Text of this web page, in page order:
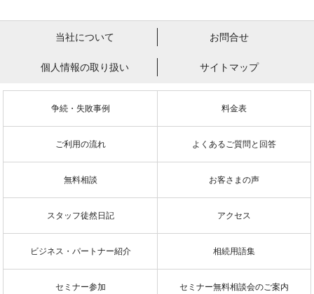
当社について お問合せ
個人情報の取り扱い サイトマップ
争続・失敗事例 料金表
ご利用の流れ よくあるご質問と回答
無料相談 お客さまの声
スタッフ徒然日記 アクセス
ビジネス・パートナー紹介 相続用語集
セミナー参加 セミナー無料相談会のご案内